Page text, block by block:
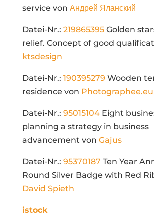
service von Андрей Яланский
Datei-Nr.: 219865395Golden
relief. Concept of good
ktsdesign
Datei-Nr.: 190395279 Wooden
residence von Photographee.eu
Datei-Nr.: 95015104Eight
planning a strategy in business
advancement von Gajus
Datei-Nr.: 95370187 Ten Year
Round Silver Badge with Red
David Spieth
istock